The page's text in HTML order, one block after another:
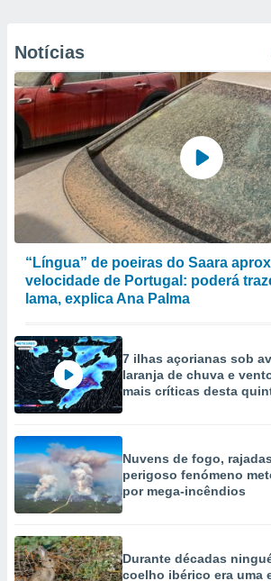
Notícias
“Língua” de poeiras do Saara
velocidade de Portugal: poderá
lama, explica Ana Palma
7 ilhas açorianas sob
laranja de chuva e
mais críticas desta
Nuvens de fogo,
perigoso fenómeno
por mega-incêndios
Durante décadas
coelho ibérico era uma